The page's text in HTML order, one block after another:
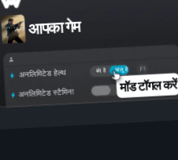
आपका गेम
चालू है
बंद है
अनलिमिटेड हेल्थ
अनलिमिटेड स्टैमिना मॉड टॉगल करें